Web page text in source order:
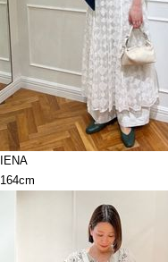
IENA
164cm